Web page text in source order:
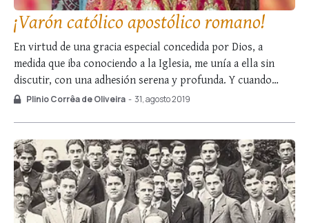
¡Varón católico apostólico romano!
En virtud de una gracia especial concedida por Dios, a
medida que iba conociendo a la Iglesia, me unía a ella sin
discutir, con una adhesión serena y profunda. Y cuando
supe que había gente que ponía en duda la divinidad y la
Plinio Corrêa de Oliveira - 31, agosto 2019